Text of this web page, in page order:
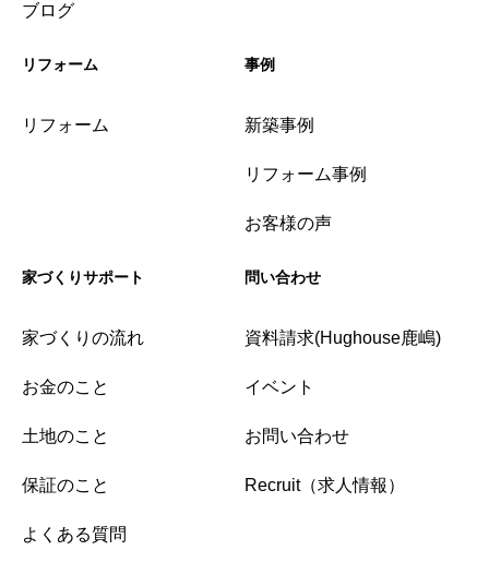
ブログ
リフォーム
リフォーム
事例
新築事例
リフォーム事例
お客様の声
家づくりサポート
家づくりの流れ
お金のこと
土地のこと
保証のこと
よくある質問
問い合わせ
資料請求(Hughouse鹿嶋)
イベント
お問い合わせ
Recruit（求人情報）